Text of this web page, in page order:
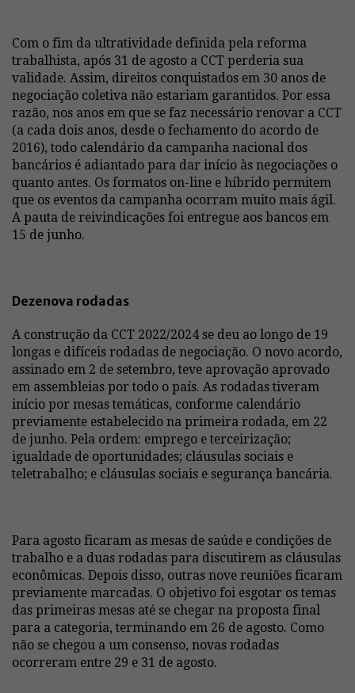
Com o fim da ultratividade definida pela reforma
trabalhista, após 31 de agosto a CCT perderia sua
validade. Assim, direitos conquistados em 30 anos de
negociação coletiva não estariam garantidos. Por essa
razão, nos anos em que se faz necessário renovar a CCT
(a cada dois anos, desde o fechamento do acordo de
2016), todo calendário da campanha nacional dos
bancários é adiantado para dar início às negociações o
quanto antes. Os formatos on-line e híbrido permitem
que os eventos da campanha ocorram muito mais ágil.
A pauta de reivindicações foi entregue aos bancos em
15 de junho.
Dezenova rodadas
A construção da CCT 2022/2024 se deu ao longo de 19
longas e difíceis rodadas de negociação. O novo acordo,
assinado em 2 de setembro, teve aprovação aprovado
em assembleias por todo o país. As rodadas tiveram
início por mesas temáticas, conforme calendário
previamente estabelecido na primeira rodada, em 22
de junho. Pela ordem: emprego e terceirização;
igualdade de oportunidades; cláusulas sociais e
teletrabalho; e cláusulas sociais e segurança bancária.
Para agosto ficaram as mesas de saúde e condições de
trabalho e a duas rodadas para discutirem as cláusulas
econômicas. Depois disso, outras nove reuniões ficaram
previamente marcadas. O objetivo foi esgotar os temas
das primeiras mesas até se chegar na proposta final
para a categoria, terminando em 26 de agosto. Como
não se chegou a um consenso, novas rodadas
ocorreram entre 29 e 31 de agosto.